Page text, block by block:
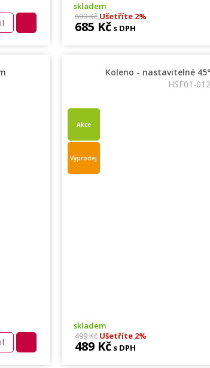
skladem
699 Kč Ušetříte 2%
685 Kč s DPH
Koleno - nastavitelné
HSF01-012
Akce
Výprodej
skladem
499 Kč Ušetříte 2%
489 Kč s DPH